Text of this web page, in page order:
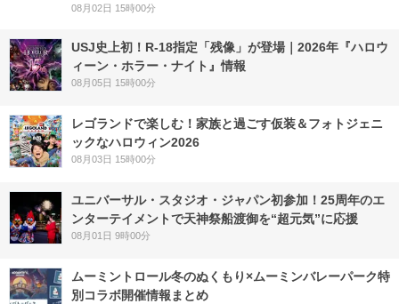
08月02日 15時00分
USJ史上初！R-18指定「残像」が登場｜2026年『ハロウ
ィーン・ホラー・ナイト』情報
08月05日 15時00分
レゴランドで楽しむ！家族と過ごす仮装＆フォトジェニ
ックなハロウィン2026
08月03日 15時00分
ユニバーサル・スタジオ・ジャパン初参加！25周年のエ
ンターテイメントで天神祭船渡御を“超元気”に応援
08月01日 9時00分
ムーミントロール冬のぬくもり×ムーミンバレーパーク特
別コラボ開催情報まとめ